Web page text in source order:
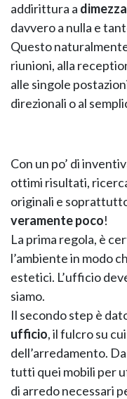
addirittura a
davvero a nulla e
Questo
riunioni, alla
alle singole
direzionali o al
Con un po’ di
ottimi risultati,
originali e
veramente poco!
La prima regola, è
l’ambiente in modo
estetici. L’ufficio
siamo.
Il secondo step è
ufficio, il fulcro su
dell’arredamento.
tutti quei mobili per
di arredo necessari